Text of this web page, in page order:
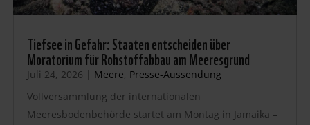
Tiefsee in Gefahr: Staaten entscheiden über
Moratorium für Rohstoffabbau am Meeresgrund
Juli 24, 2026 | Meere, Presse-Aussendung
Vollversammlung der internationalen
Meeresbodenbehörde startet am Montag in Jamaika –